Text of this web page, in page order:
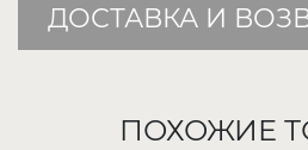
ДОСТАВКА И
ПОХОЖИЕ